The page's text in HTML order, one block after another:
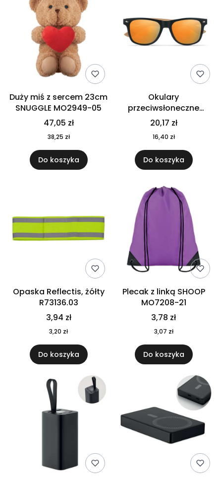
Duży miś z sercem 23cm
SNUGGLE MO2949-05
47,05 zł
38,25 zł
Do koszyka
Okulary
przeciwsłoneczne
CALIFORNIA TOUCH
MO9617-10
20,17 zł
16,40 zł
Do koszyka
Opaska Reflectis, żółty
R73136.03
3,94 zł
3,20 zł
Do koszyka
Plecak z linką SHOOP
MO7208-21
3,78 zł
3,07 zł
Do koszyka